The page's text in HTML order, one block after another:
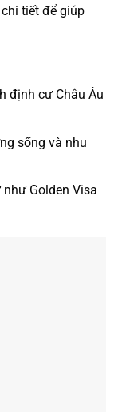
tiết để giúp
định cư Châu Âu
sống và nhu
Golden Visa